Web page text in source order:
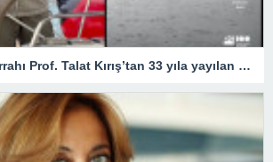
Yelkenci beyin cerrahı Prof. Talat Kırış’tan 33 yıla yayılan 33 öykü